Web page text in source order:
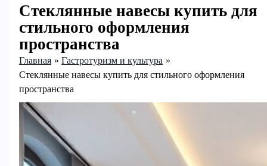
Стеклянные навесы купить для
стильного оформления
пространства
Главная
Гастротуризм и культура
Стеклянные навесы купить для стильного оформления
пространства